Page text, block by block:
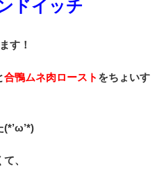
ドイッチ
す！
合鴨ムネ肉ロースト をちょいす
、